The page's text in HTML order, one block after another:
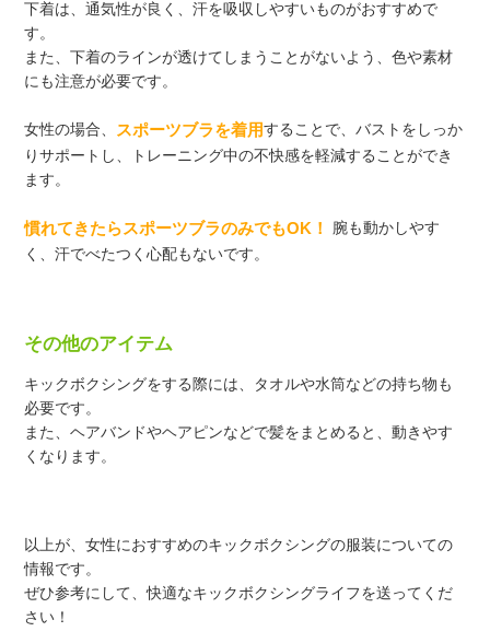
下着は、通気性が良く、汗を吸収しやすいものがおすすめで
す。
また、下着のラインが透けてしまうことがないよう、色や素材
にも注意が必要です。
女性の場合、 スポーツブラを着用することで、バストをしっか
りサポートし、
トレーニング中の不快感を軽減することができ
ます。
慣れてきたらスポーツブラのみでもOK！
腕も動かしやす
く、汗でべたつく心配もないです。
その他のアイテム
キックボクシングをする際には、タオルや水筒などの持ち物も
必要です。
また、ヘアバンドやヘアピンなどで髪をまとめると、動きやす
くなります。
以上が、女性におすすめのキックボクシングの服装についての
情報です。
ぜひ参考にして、快適なキックボクシングライフを送ってくだ
さい！